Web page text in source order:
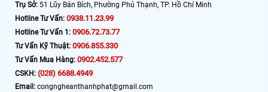
Trụ Sở: 51 Lũy Bán Bích, Phường Phú Thạnh, TP. Hồ Chí Minh
Hotline Tư Vấn: 0938.11.23.99
Hotline Tư Vấn 1: 0906.72.73.77
Tư Vấn Kỹ Thuật: 0906.855.330
Tư Vấn Mua Hàng: 0902.452.577
CSKH: (028) 6688.4949
Email: congngheanthanhphat@gmail.com